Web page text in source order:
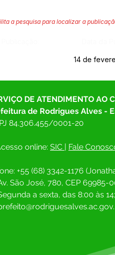
a pesquisa para localizar a
14 de
DE ATENDIMENTO AO
de Rodrigues Alves -
84.306.455/0001-20
online: SIC | Fale
+55 (68) 3342-1176
São José, 780, CEP 69985-
a sexta, das 8:00 às